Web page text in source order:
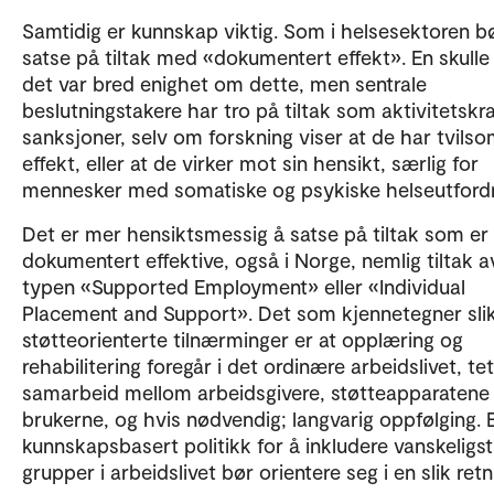
Samtidig er kunnskap viktig. Som i helsesektoren
satse på tiltak med «dokumentert effekt». En
det var bred enighet om dette, men sentrale
beslutningstakere har tro på tiltak som
sanksjoner, selv om forskning viser at de har
effekt, eller at de virker mot sin hensikt, særlig for
mennesker med somatiske og psykiske
Det er mer hensiktsmessig å satse på tiltak som er
dokumentert effektive, også i Norge, nemlig tiltak
typen «Supported Employment» eller «Individual
Placement and Support». Det som kjennetegner
støtteorienterte tilnærminger er at opplæring og
rehabilitering foregår i det ordinære arbeidslivet,
samarbeid mellom arbeidsgivere,
brukerne, og hvis nødvendig; langvarig oppfølging.
kunnskapsbasert politikk for å inkludere
grupper i arbeidslivet bør orientere seg i en slik